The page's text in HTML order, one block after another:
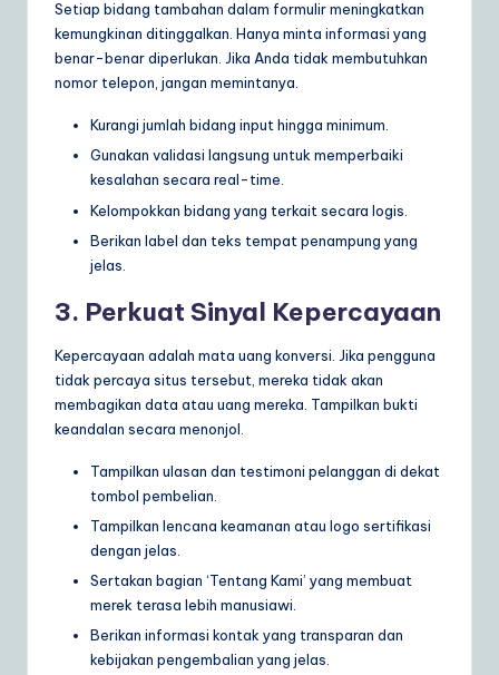
Setiap bidang tambahan dalam formulir meningkatkan
kemungkinan ditinggalkan. Hanya minta informasi yang
benar-benar diperlukan. Jika Anda tidak membutuhkan
nomor telepon, jangan memintanya.
Kurangi jumlah bidang input hingga minimum.
Gunakan validasi langsung untuk memperbaiki
kesalahan secara real-time.
Kelompokkan bidang yang terkait secara logis.
Berikan label dan teks tempat penampung yang
jelas.
3. Perkuat Sinyal Kepercayaan
Kepercayaan adalah mata uang konversi. Jika pengguna
tidak percaya situs tersebut, mereka tidak akan
membagikan data atau uang mereka. Tampilkan bukti
keandalan secara menonjol.
Tampilkan ulasan dan testimoni pelanggan di dekat
tombol pembelian.
Tampilkan lencana keamanan atau logo sertifikasi
dengan jelas.
Sertakan bagian ‘Tentang Kami’ yang membuat
merek terasa lebih manusiawi.
Berikan informasi kontak yang transparan dan
kebijakan pengembalian yang jelas.